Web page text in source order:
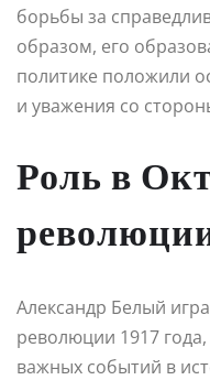
борьбы за
образом, его
политике положили
и уважения со
Роль в
Александр Белый
революции 1917
важных событий в